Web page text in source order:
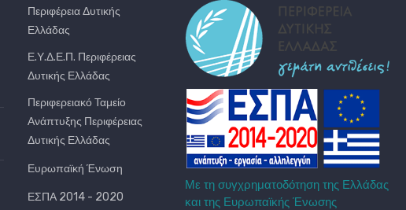
Περιφέρεια Δυτικής
Ελλάδας
Ε.Υ.Δ.Ε.Π. Περιφέρειας
Δυτικής Ελλάδας
Περιφερειακό Ταμείο
Ανάπτυξης Περιφέρειας
Δυτικής Ελλάδας
Ευρωπαϊκή Ένωση
ΕΣΠΑ 2014 - 2020
Με τη συγχρηματοδότηση της Ελλάδας
και της Ευρωπαϊκής Ένωσης